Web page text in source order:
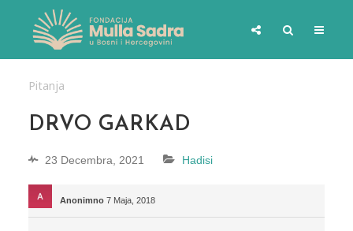
Pitanja
DRVO GARKAD
23 Decembra, 2021 Hadisi
Anonimno 7 Maja, 2018